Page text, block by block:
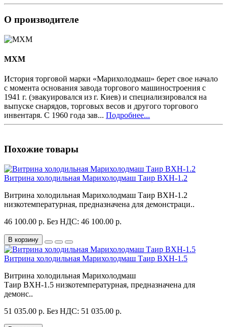
О производителе
MXM
История торговой марки «Марихолодмаш» берет свое начало
с момента основания завода торгового машиностроения с
1941 г. (эвакуировался из г. Киев) и специализировался на
выпуске снарядов, торговых весов и другого торгового
инвентаря. С 1960 года зав... Подробнее...
Похожие товары
Витрина холодильная Марихолодмаш Таир ВХН-1.2
Витрина холодильная Марихолодмаш Таир ВХН-1.2
низкотемпературная, предназначена для демонстраци..
46 100.00 р. Без НДС: 46 100.00 р.
В корзину
Витрина холодильная Марихолодмаш Таир ВХН-1.5
Витрина холодильная Марихолодмаш
Таир ВХН-1.5 низкотемпературная, предназначена для
демонс..
51 035.00 р. Без НДС: 51 035.00 р.